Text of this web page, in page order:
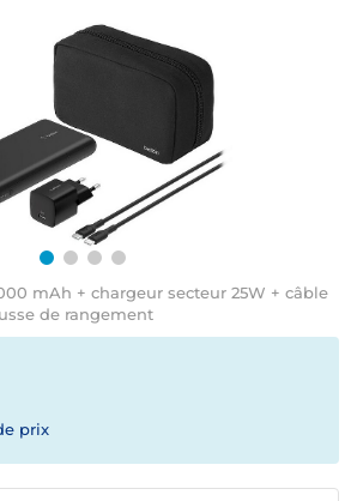
mAh + chargeur secteur 25W + câble
de rangement
prix